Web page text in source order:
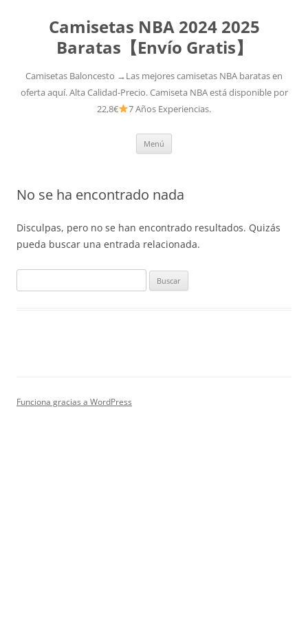
Camisetas NBA 2024 2025
Baratas【Envío Gratis】
Camisetas Baloncesto →Las mejores camisetas NBA baratas en
oferta aquí. Alta Calidad-Precio. Camiseta NBA está disponible por
22,8€
7 Años Experiencias.
Menú
No se ha encontrado nada
Disculpas, pero no se han encontrado resultados. Quizás
pueda buscar una entrada relacionada.
Funciona gracias a WordPress